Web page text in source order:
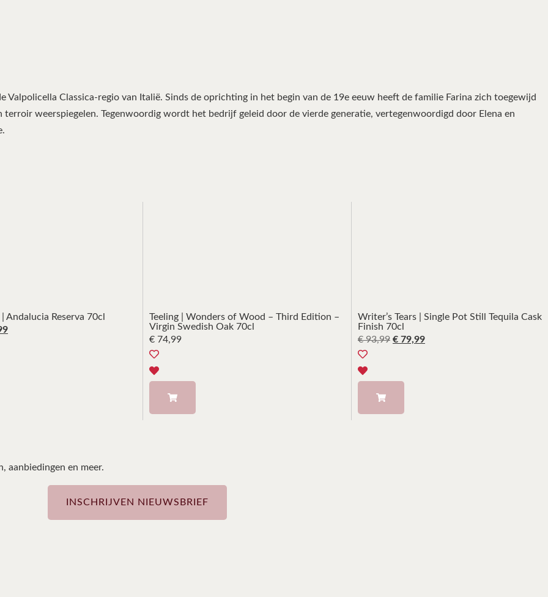
Valpolicella Classica-regio van Italië. Sinds de oprichting in het begin van de 19e eeuw heeft de familie Farina zich toegewijd
weerspiegelen. Tegenwoordig wordt het bedrijf geleid door de vierde generatie, vertegenwoordigd door Elena en
Andalucia Reserva 70cl
Teeling | Wonders of Wood – Third Edition –
Virgin Swedish Oak 70cl
€ 74,99
Writer’s Tears | Single Pot Still Tequila Cask
Finish 70cl
€93,99 € 79,99
aanbiedingen en meer.
INSCHRIJVEN NIEUWSBRIEF